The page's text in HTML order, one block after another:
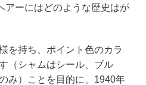
アーにはどのような歴史はが
を持ち、ポイント色のカラ
（シャムはシール、ブル
み）ことを目的に、1940年